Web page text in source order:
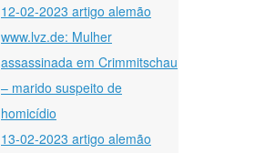
12-02-2023 artigo alemão
www.lvz.de: Mulher
assassinada em Crimmitschau
– marido suspeito de
homicídio
13-02-2023 artigo alemão